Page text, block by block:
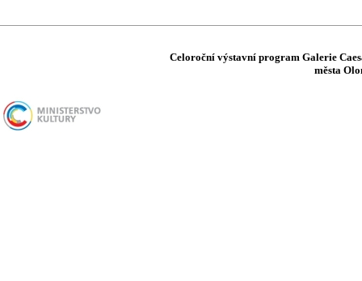
Celoroční výstavní program Galerie
města